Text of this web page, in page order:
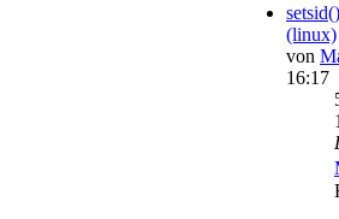
(linux)
von
16:17